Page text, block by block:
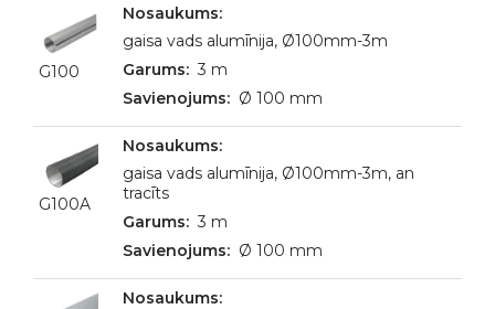
G100
gaisa vads alumīnija, Ø100mm-3m
3 m
Ø 100 mm
G100A
gaisa vads alumīnija, Ø100mm-3m, an
tracīts
3 m
Ø 100 mm